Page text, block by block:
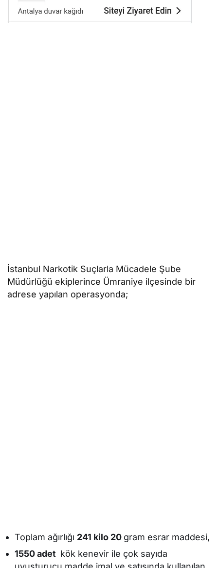
İstanbul Narkotik Suçlarla Mücadele Şube
Müdürlüğü ekiplerince Ümraniye ilçesinde bir
adrese yapılan operasyonda;
Toplam ağırlığı 241 kilo 20 gram esrar maddesi,
1550 adet kök kenevir ile çok sayıda